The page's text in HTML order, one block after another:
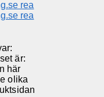
är:
här
olika